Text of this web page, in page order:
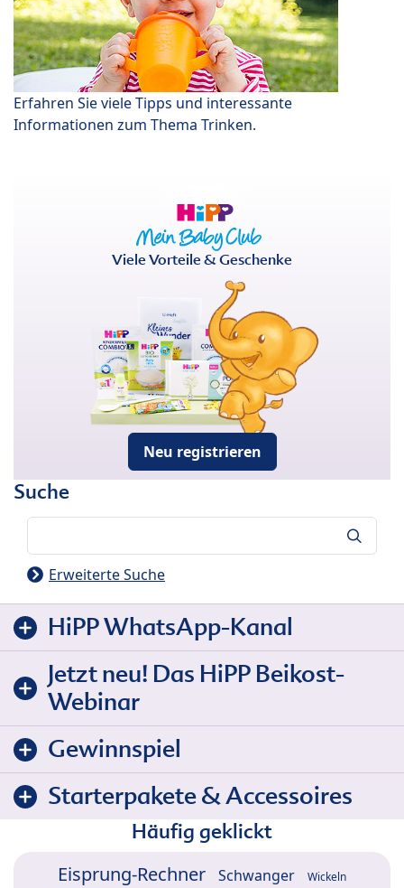
Erfahren Sie viele Tipps und interessante
Informationen zum Thema Trinken.
Viele Vorteile & Geschenke
Neu registrieren
Suche
Erweiterte Suche
HiPP WhatsApp-Kanal
Jetzt neu! Das HiPP Beikost-
Webinar
Gewinnspiel
Starterpakete & Accessoires
Häufig geklickt
Eisprung-Rechner Schwanger Wickeln